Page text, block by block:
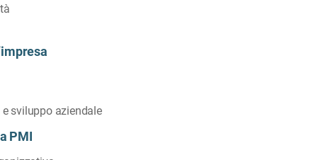
sviluppo aziendale
PMI